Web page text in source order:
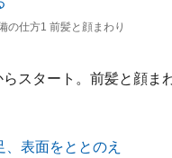
の仕方1 前髪と顔まわり
スタート。前髪と顔ま